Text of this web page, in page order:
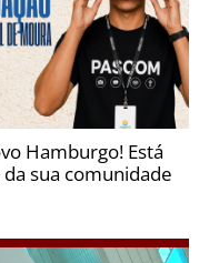
Hamburgo! Está
sua comunidade